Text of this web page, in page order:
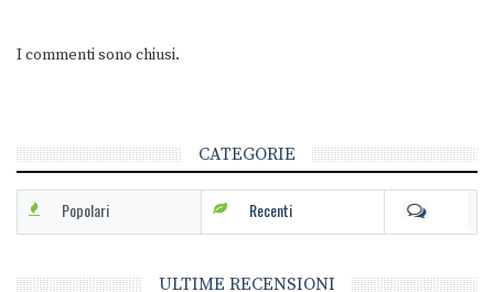
I commenti sono chiusi.
CATEGORIE
Popolari Recenti
ULTIME RECENSIONI